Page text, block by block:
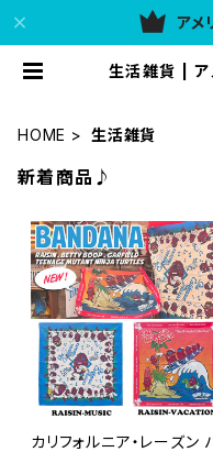
アメ
生活雑貨 |
HOME 生活雑貨
新着商品♪
カリフォルニア・レーズン